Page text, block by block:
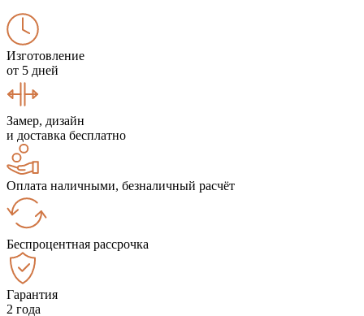
Изготовление
от 5 дней
Замер, дизайн
и доставка бесплатно
Оплата наличными, безналичный расчёт
Беспроцентная рассрочка
Гарантия
2 года